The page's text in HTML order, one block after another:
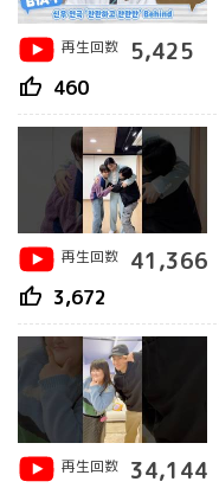
再生回数 5,425
thumb_up 460
再生回数
41,366
thumb_up 3,672
再生回数
34,144